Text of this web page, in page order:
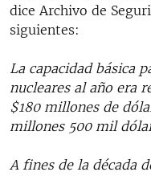
dice Archivo de
siguientes:
La capacidad básica
nucleares al año era
$180 millones de
millones 500 mil
A fines de la década